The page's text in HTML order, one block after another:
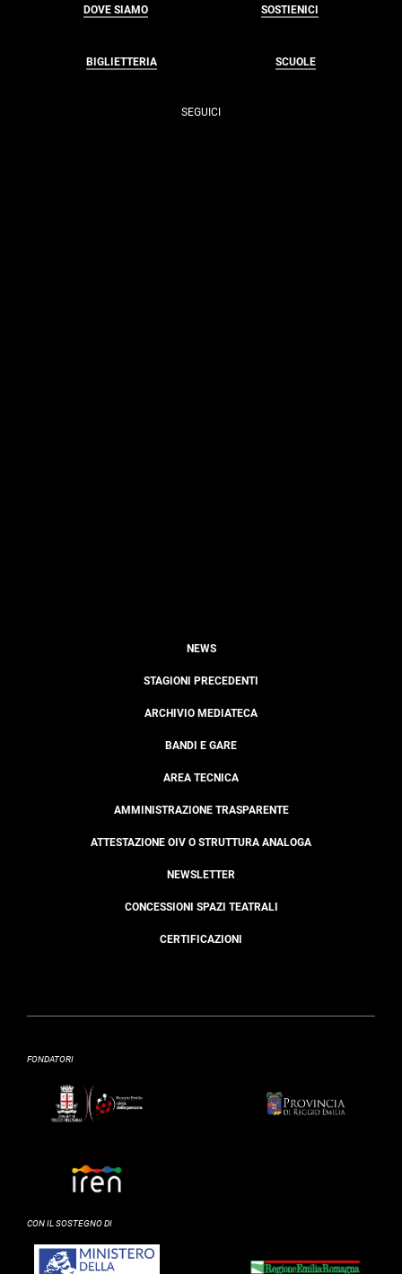
DOVE SIAMO SOSTIENICI
BIGLIETTERIA SCUOLE
SEGUICI
NEWS
STAGIONI PRECEDENTI
ARCHIVIO MEDIATECA
BANDI E GARE
AREA TECNICA
AMMINISTRAZIONE TRASPARENTE
ATTESTAZIONE OIV O STRUTTURA ANALOGA
NEWSLETTER
CONCESSIONI SPAZI TEATRALI
CERTIFICAZIONI
FONDATORI
CON IL SOSTEGNO DI